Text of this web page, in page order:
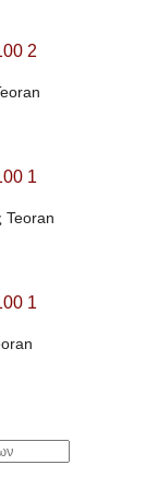
€
€
€
€
Teoran
€
€